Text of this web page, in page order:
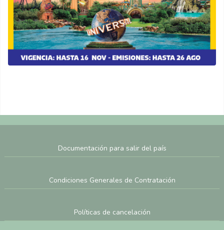
Documentación para salir del país
Condiciones Generales de Contratación
Políticas de cancelación